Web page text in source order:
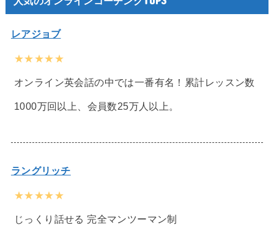
レアジョブ
★★★★★
オンライン英会話の中では一番有名！累計レッスン数
1000万回以上、会員数25万人以上。
ラングリッチ
★★★★★
じっくり話せる 完全マンツーマン制